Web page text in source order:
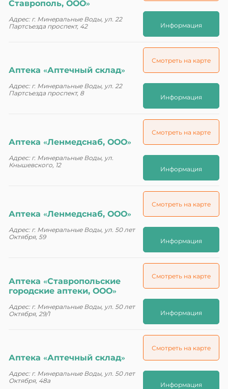
Ставрополь, ООО»
Адрес: г. Минеральные Воды, ул. 22
Партсъезда проспект, 42
Информация
Аптека «Аптечный склад»
Адрес: г. Минеральные Воды, ул. 22
Партсъезда проспект, 8
Смотреть на карте
Информация
Аптека «Ленмедснаб, ООО»
Адрес: г. Минеральные Воды, ул.
Кнышевского, 12
Смотреть на карте
Информация
Аптека «Ленмедснаб, ООО»
Адрес: г. Минеральные Воды, ул. 50 лет
Октября, 59
Смотреть на карте
Информация
Аптека «Ставропольские
городские аптеки, ООО»
Адрес: г. Минеральные Воды, ул. 50 лет
Октября, 29/1
Смотреть на карте
Информация
Аптека «Аптечный склад»
Адрес: г. Минеральные Воды, ул. 50 лет
Октября, 48а
Смотреть на карте
Информация